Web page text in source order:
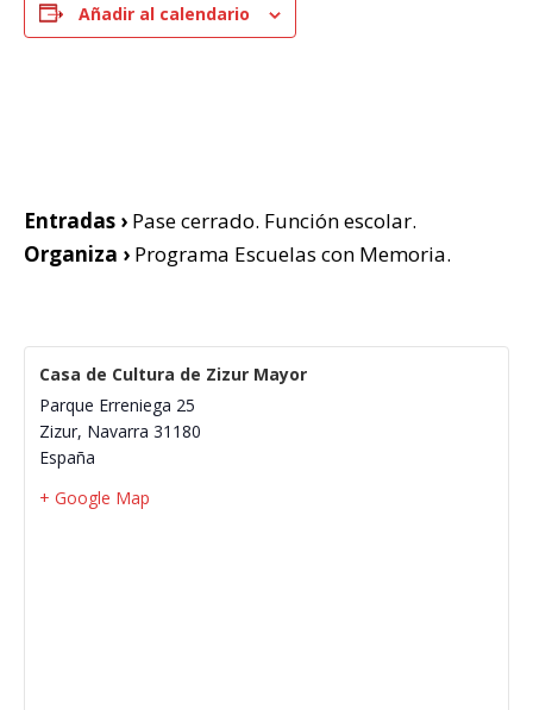
Añadir al calendario
Entradas › Pase cerrado. Función escolar.
Organiza › Programa Escuelas con Memoria.
Casa de Cultura de Zizur Mayor
Parque Erreniega 25
Zizur, Navarra 31180
España
+ Google Map